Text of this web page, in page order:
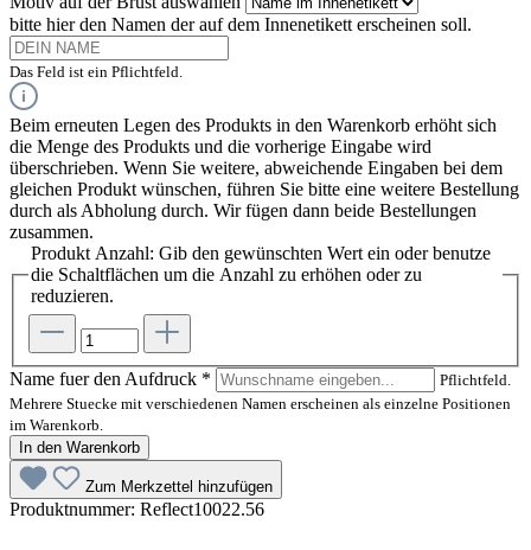
bitte hier den Namen der auf dem Innenetikett erscheinen soll.
Das Feld ist ein Pflichtfeld.
Beim erneuten Legen des Produkts in den Warenkorb erhöht sich
die Menge des Produkts und die vorherige Eingabe wird
überschrieben. Wenn Sie weitere, abweichende Eingaben bei dem
gleichen Produkt wünschen, führen Sie bitte eine weitere Bestellung
durch als Abholung durch. Wir fügen dann beide Bestellungen
zusammen.
Produkt Anzahl: Gib den gewünschten Wert ein oder benutze
die Schaltflächen um die Anzahl zu erhöhen oder zu
reduzieren.
Name fuer den Aufdruck *
Pflichtfeld.
Mehrere Stuecke mit verschiedenen Namen erscheinen als einzelne Positionen
im Warenkorb.
In den Warenkorb
Zum Merkzettel hinzufügen
Produktnummer: Reflect10022.56